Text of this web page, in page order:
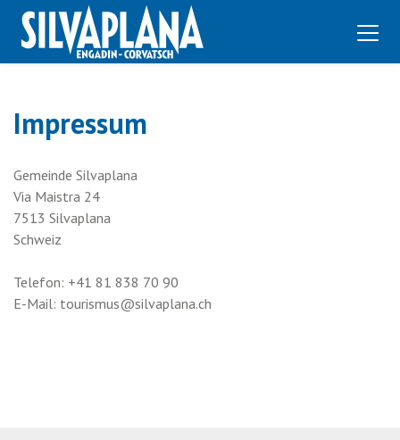
Impressum
Gemeinde Silvaplana
Via Maistra 24
7513 Silvaplana
Schweiz
Telefon: +41 81 838 70 90
E-Mail: tourismus@silvaplana.ch